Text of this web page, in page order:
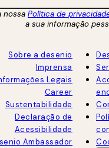
nossa Política de
a sua informação
Sobre a desenio
Imprensa
Legais
Career
Sustentabilidade
Declaração de
Acessibilidade
Ambassador